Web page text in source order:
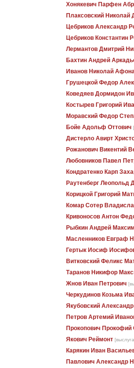
Хонякевич Парфен
Плаксовский Николай
Цебриков Александр
Цебриков Константин
Лермантов Дмитрий
Бахтин Андрей
Иванов Николай
Грушецкой Федор
Коведяев Дормидон
Костырев Григорий
Моравский Федор
Бойе Адольф Оттович
Дистерло Авирт
Рожанович Викентий
Любовников Павел
Кондратенко Карп
Раутенберг Леопольд
Корицкой Григорий
Комар Сотер
Кривоносов Антон
Рыбкин Андрей
Масленников Евграф
Гертык Иосиф
Витковский Феликс
Таранов Никифор
Жнов Иван Петрович
Черкудинов Козьма
Якубовский
Петров Артемий
Прокопович Прокофий
Якович Реймонт
Карякин Иван
Павлович Александр